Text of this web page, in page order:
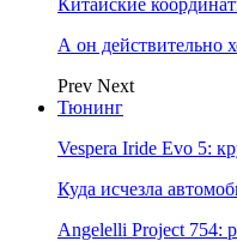
Китайские
А он действительно
Prev Next
Тюнинг
Vespera Iride Evo 5:
Куда исчезла
Angelelli Project 754: